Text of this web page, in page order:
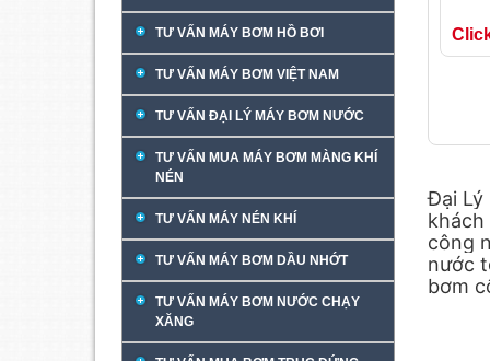
TƯ VẤN MÁY BƠM HỒ BƠI
TƯ VẤN MÁY BƠM VIỆT NAM
TƯ VẤN ĐẠI LÝ MÁY BƠM NƯỚC
TƯ VẤN MUA MÁY BƠM MÀNG KHÍ
NÉN
TƯ VẤN MÁY NÉN KHÍ
TƯ VẤN MÁY BƠM DẦU NHỚT
TƯ VẤN MÁY BƠM NƯỚC CHẠY
XĂNG
Đại Lý
công
nước
bơm